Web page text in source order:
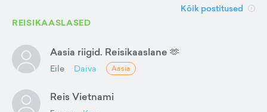
Kõik postitused
REISIKAASLASED
Aasia riigid. Reisikaaslane 🫶
Eile Daiva Aasia
Reis Vietnami